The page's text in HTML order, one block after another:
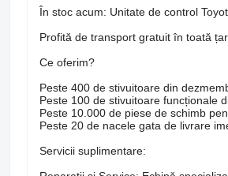
În stoc acum: Unitate de control
Profită de transport gratuit în toată
Ce oferim?
Peste 400 de stivuitoare din
Peste 100 de stivuitoare funcționale
Peste 10.000 de piese de schimb
Peste 20 de nacele gata de livrare
Servicii suplimentare: